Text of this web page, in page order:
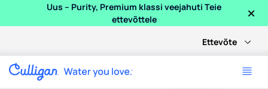
Uus – Purity, Premium klassi veejahuti Teie
ettevõttele
×
Ettevõte